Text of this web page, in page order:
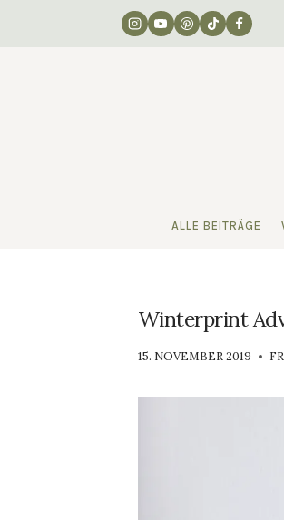
ALLE BEITRÄGE
Winterprint
VON
15. NOVEMBER 2019